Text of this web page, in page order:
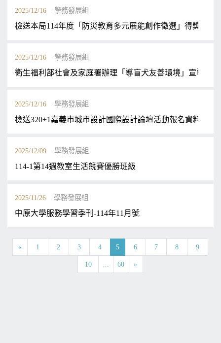
2025/12/16 學務發展組
檢送本局114年度「防災教育多元展能創作徵選」得獎名單
2025/12/16 學務發展組
衛生福利部社會及家庭署辦理「導盲犬友善環境」宣導一
2025/12/16 學務發展組
檢送320+1嘉義市城市設計國際設計論壇活動報名資料(如
2025/12/09 學務發展組
114-1第14週教室生活競賽優勝班級
2025/11/26 學務發展組
中原大學服務學習季刊-114年11月號
« 1 2 3 4 5 6 7 8 9
10 ... 60 »